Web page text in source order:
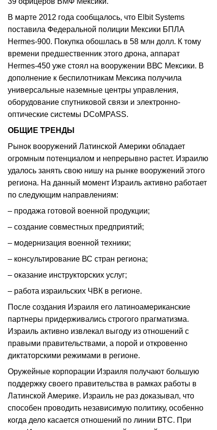
В марте 2012 года сообщалось, что Elbit Systems
поставила Федеральной полиции Мексики БПЛА
Hermes-900. Покупка обошлась в 58 млн долл. К тому
времени предшественник этого дрона, аппарат
Hermes-450 уже стоял на вооружении ВВС Мексики. В
дополнение к беспилотникам Мексика получила
универсальные наземные центры управления,
оборудование спутниковой связи и электронно-
оптические системы DCoMPASS.
ОБЩИЕ ТРЕНДЫ
Рынок вооружений Латинской Америки обладает
огромным потенциалом и непрерывно растет. Израилю
удалось занять свою нишу на рынке вооружений этого
региона. На данный момент Израиль активно работает
по следующим направлениям:
– продажа готовой военной продукции;
– создание совместных предприятий;
– модернизация военной техники;
– консультирование ВС стран региона;
– оказание инструкторских услуг;
– работа израильских ЧВК в регионе.
После создания Израиля его латиноамериканские
партнеры придерживались строгого прагматизма.
Израиль активно извлекал выгоду из отношений с
правыми правительствами, а порой и откровенно
диктаторскими режимами в регионе.
Оружейные корпорации Израиля получают большую
поддержку своего правительства в рамках работы в
Латинской Америке. Израиль не раз доказывал, что
способен проводить независимую политику, особенно
когда дело касается отношений по линии ВТС. При